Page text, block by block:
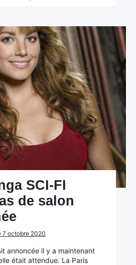
SCI-FI
de salon
7 octobre 2020
annoncée il y a maintenant
était attendue. La Paris